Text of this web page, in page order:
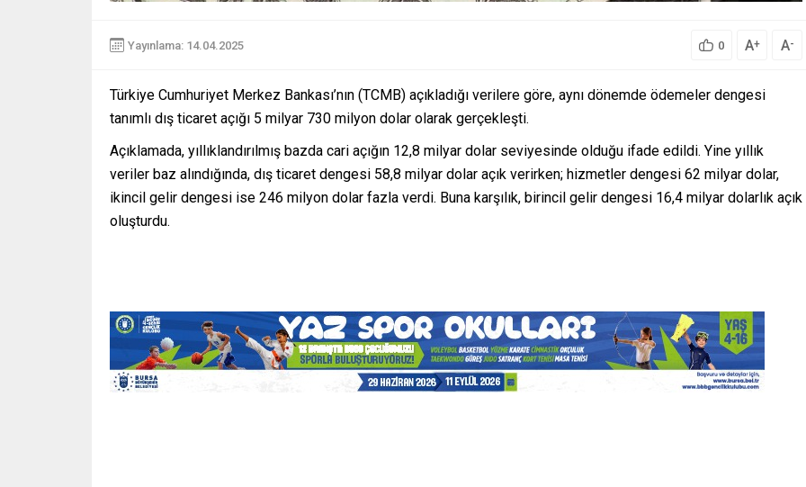
Yayınlama: 14.04.2025 0 A+ A-
Türkiye Cumhuriyet Merkez Bankası’nın (TCMB) açıkladığı verilere göre, aynı dönemde ödemeler dengesi
tanımlı dış ticaret açığı 5 milyar 730 milyon dolar olarak gerçekleşti.
Açıklamada, yıllıklandırılmış bazda cari açığın 12,8 milyar dolar seviyesinde olduğu ifade edildi. Yine yıllık
veriler baz alındığında, dış ticaret dengesi 58,8 milyar dolar açık verirken; hizmetler dengesi 62 milyar dolar,
ikincil gelir dengesi ise 246 milyon dolar fazla verdi. Buna karşılık, birincil gelir dengesi 16,4 milyar dolarlık açık
oluşturdu.